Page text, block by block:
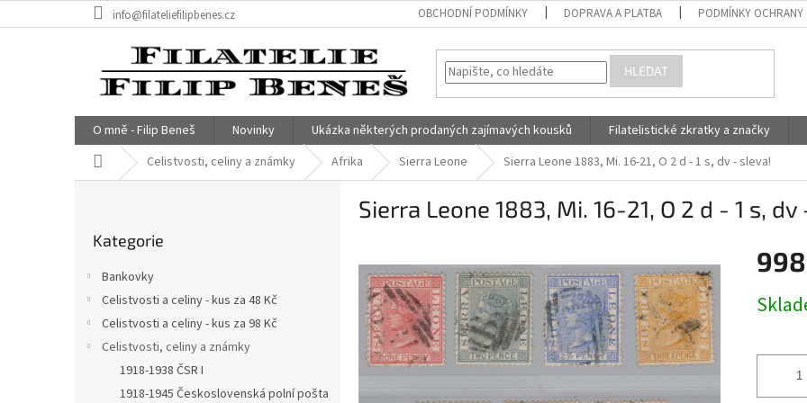
na
info@filateliefilipbenes.cz OBCHODNÍ PODMÍNKY DOPRAVA A PLATBA PODMÍNKY OCHRANY
HLEDAT
O mně - Filip Beneš Novinky Ukázka některých prodaných zajímavých kousků Filatelistické zkratky a značky
Domů Celistvosti, celiny a známky Afrika Sierra Leone Sierra Leone 1883, Mi. 16-21, O 2 d - 1 s, dv - sleva!
kategorie
Kategorie
Bankovky
Celistvosti a celiny - kus za 48 Kč
Celistvosti a celiny - kus za 98 Kč
Celistvosti, celiny a známky
1918-1938 ČSR I
1918-1945 Československá polní pošta
Sierra Leone 1883, Mi. 16-21, O 2 d - 1 s,
cena: